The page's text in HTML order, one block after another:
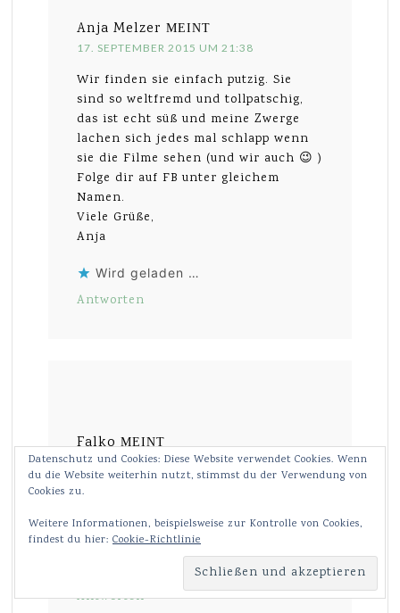
Anja Melzer MEINT
17. SEPTEMBER 2015 UM 21:38
Wir finden sie einfach putzig. Sie
sind so weltfremd und tollpatschig,
das ist echt süß und meine Zwerge
lachen sich jedes mal schlapp wenn
sie die Filme sehen (und wir auch 😉 )
Folge dir auf FB unter gleichem
Namen.
Viele Grüße,
Anja
Wird geladen …
Antworten
Falko MEINT
17. SEPTEMBER 2015 UM 16:51
Das Design der Figuren wirkt
aufmunternd und ihre Sprache ist
originell und unterhaltsam.
Wird geladen …
Antworten
Datenschutz und Cookies: Diese Website verwendet Cookies. Wenn
du die Website weiterhin nutzt, stimmst du der Verwendung von
Cookies zu.
Weitere Informationen, beispielsweise zur Kontrolle von Cookies,
findest du hier: Cookie-Richtlinie